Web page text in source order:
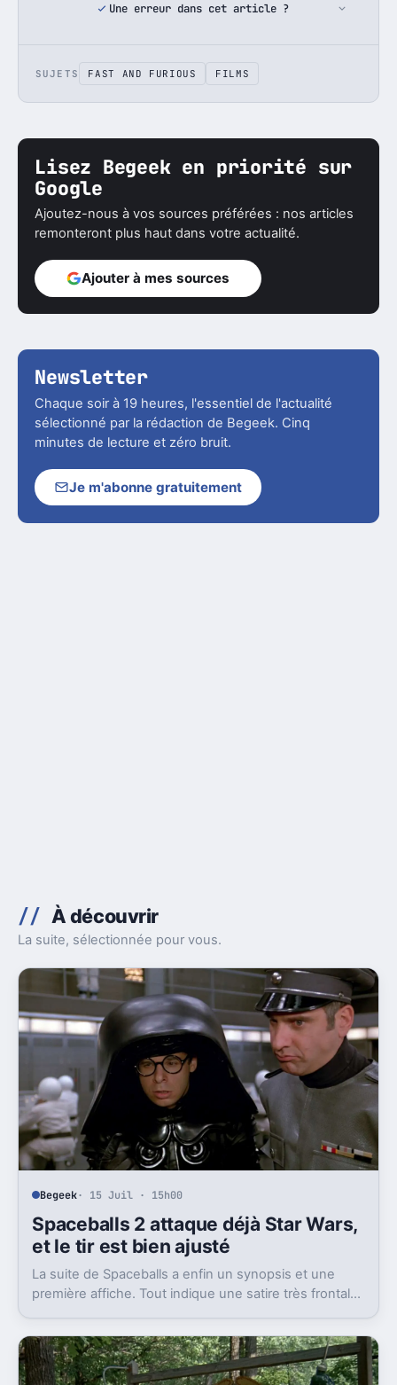
Une erreur dans cet article ?
SUJETS FAST AND FURIOUS FILMS
Lisez Begeek en priorité sur
Google
Ajoutez-nous à vos sources préférées : nos articles
remonteront plus haut dans votre actualité.
Ajouter à mes sources
Newsletter
Chaque soir à 19 heures, l'essentiel de l'actualité
sélectionné par la rédaction de Begeek. Cinq
minutes de lecture et zéro bruit.
Je m'abonne gratuitement
À découvrir
La suite, sélectionnée pour vous.
Begeek· 15 Juil · 15h00
Spaceballs 2 attaque déjà Star Wars,
et le tir est bien ajusté
La suite de Spaceballs a enfin un synopsis et une
première affiche. Tout indique une satire très frontale